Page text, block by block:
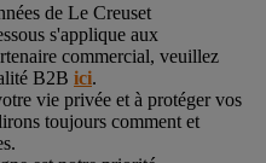
de Le Creuset
s'applique aux
commercial, veuillez
B2B ici.
vie privée et à protéger vos
toujours comment et